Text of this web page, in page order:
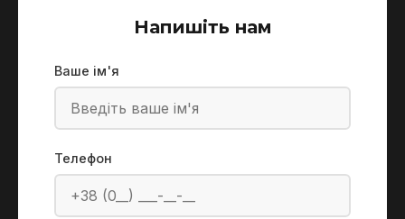
Напишіть нам
Ваше ім'я
Телефон